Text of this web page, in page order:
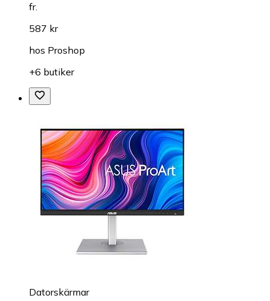
fr.
587 kr
hos Proshop
+6 butiker
Datorskärmar